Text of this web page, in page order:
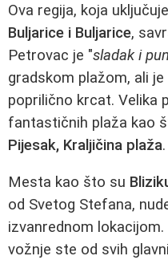
Ova regija, koja uključuje
Buljarice i Buljarice,
Petrovac je "sladak i
gradskom plažom, ali
poprilično krcat. Velika
fantastičnih plaža kao
Pijesak, Kraljičina plaža.
Mesta kao što su
od Svetog Stefana,
izvanrednom
vožnje ste od svih